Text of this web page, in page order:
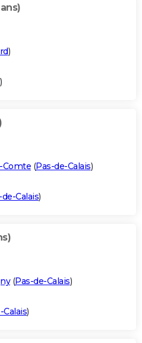
)
)
Comte (Pas-de-Calais)
Calais)
(Pas-de-Calais)
Calais)